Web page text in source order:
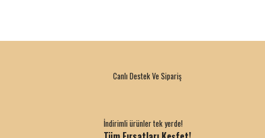
Canlı Destek Ve Sipariş
İndirimli ürünler tek yerde!